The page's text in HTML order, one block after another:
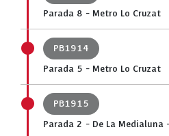
Parada 8 - Metro Lo Cruzat
PB1914
Parada 5 - Metro Lo Cruzat
PB1915
Parada 2 - De La Medialuna